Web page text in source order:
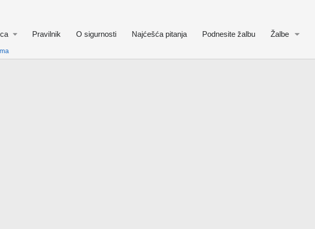
Pravilnik O sigurnosti Najćešća pitanja Podnesite žalbu Žalbe